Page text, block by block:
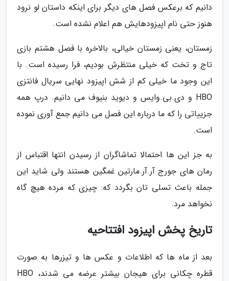
دانیم که برعکس فصل های دیگر برای اینکه داستان لو نرود
هنوز حتی نام اپیزودهایش هم اعلام نشده است.
زمستان، یعنی زمستان خیالی، بالاخره با فصل هشتم بازی
تاج و تخت که خیلی منتظرش بودیم، فرا رسیده است. با
این وجود ما خیلی کم از شش اپیزود نهایی سریال فانتزی
HBO و دی.بی.وایس و دیوید بنیوف می دانیم. درپ همه
جزییاتی را که ما درباره این فصل می دانیم جمع آوری نموده
است.
به جز این ها احتمالا تماشاگران از رسیدن انتها اقتباس از
رمان های جورج آر.آر.مارتین غمگین هستند ولی شاید این
جمله باعث تسلی تان بگردد که: چیزی که مرده هیچ گاه
نخواهد مرد.
تاریخ پخش اپیزود افتتاحیه
بعد از ماه ها که اطلاعات و عکس ها و تیزرها به صورت
قطره چکانی برای هیجان بیشتر عرضه می شدند، HBO